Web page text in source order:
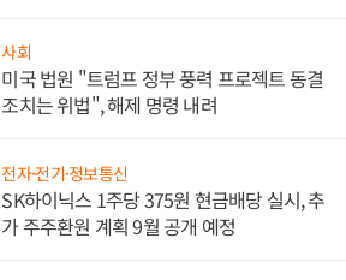
사회
미국 법원 "트럼프 정부 풍력 프로젝트 동결
조치는 위법", 해제 명령 내려
전자·전기·정보통신
SK하이닉스 1주당 375원 현금배당 실시, 추
가 주주환원 계획 9월 공개 예정